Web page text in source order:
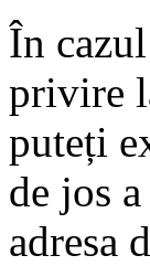
În
privire
puteți
de jos
adresa